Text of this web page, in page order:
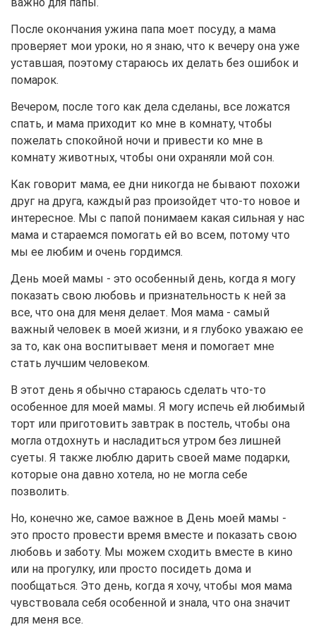
После окончания ужина папа моет посуду, а мама
проверяет мои уроки, но я знаю, что к вечеру она уже
уставшая, поэтому стараюсь их делать без ошибок и
помарок.
Вечером, после того как дела сделаны, все ложатся
спать, и мама приходит ко мне в комнату, чтобы
пожелать спокойной ночи и привести ко мне в
комнату животных, чтобы они охраняли мой сон.
Как говорит мама, ее дни никогда не бывают похожи
друг на друга, каждый раз произойдет что-то новое и
интересное. Мы с папой понимаем какая сильная у нас
мама и стараемся помогать ей во всем, потому что
мы ее любим и очень гордимся.
День моей мамы - это особенный день, когда я могу
показать свою любовь и признательность к ней за
все, что она для меня делает. Моя мама - самый
важный человек в моей жизни, и я глубоко уважаю ее
за то, как она воспитывает меня и помогает мне
стать лучшим человеком.
В этот день я обычно стараюсь сделать что-то
особенное для моей мамы. Я могу испечь ей любимый
торт или приготовить завтрак в постель, чтобы она
могла отдохнуть и насладиться утром без лишней
суеты. Я также люблю дарить своей маме подарки,
которые она давно хотела, но не могла себе
позволить.
Но, конечно же, самое важное в День моей мамы -
это просто провести время вместе и показать свою
любовь и заботу. Мы можем сходить вместе в кино
или на прогулку, или просто посидеть дома и
пообщаться. Это день, когда я хочу, чтобы моя мама
чувствовала себя особенной и знала, что она значит
для меня все.